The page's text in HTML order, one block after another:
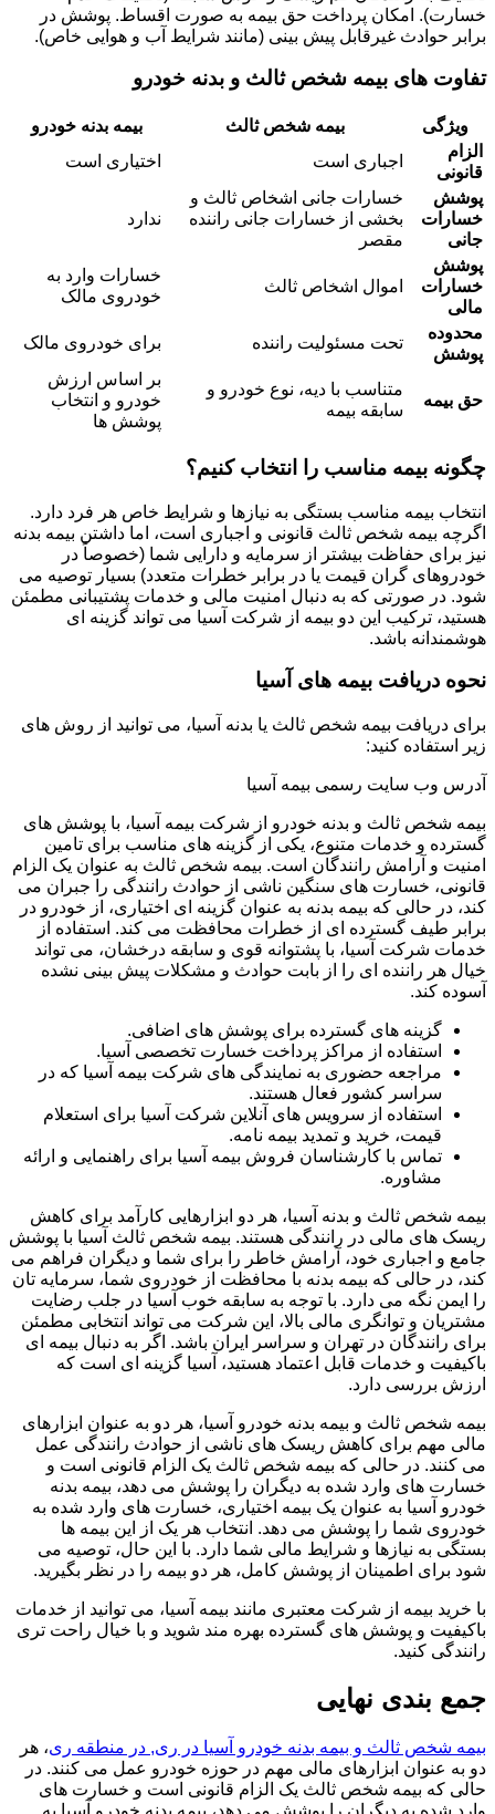
خسارت). امکان پرداخت حق بیمه به صورت اقساط. پوشش در
برابر حوادث غیرقابل پیش بینی (مانند شرایط آب و هوایی خاص).
تفاوت های بیمه شخص ثالث و بدنه خودرو
ویژگی بیمه شخص ثالث
بیمه بدنه خودرو
الزام
قانونی
اجباری است
اختیاری است
پوشش
خسارات
جانی
خسارات جانی اشخاص ثالث و
بخشی از خسارات جانی راننده
مقصر
ندارد
پوشش
خسارات
مالی
اموال اشخاص ثالث
خسارات وارد به
خودروی مالک
محدوده
پوشش
تحت مسئولیت راننده برای خودروی مالک
حق بیمه
متناسب با دیه، نوع خودرو و
سابقه بیمه
بر اساس ارزش
خودرو و انتخاب
پوشش ها
چگونه بیمه مناسب را انتخاب کنیم؟
انتخاب بیمه مناسب بستگی به نیازها و شرایط خاص هر فرد دارد.
اگرچه بیمه شخص ثالث قانونی و اجباری است، اما داشتن بیمه بدنه
نیز برای حفاظت بیشتر از سرمایه و دارایی شما (خصوصاً در
خودروهای گران قیمت یا در برابر خطرات متعدد) بسیار توصیه می
شود. در صورتی که به دنبال امنیت مالی و خدمات پشتیبانی مطمئن
هستید، ترکیب این دو بیمه از شرکت آسیا می تواند گزینه ای
هوشمندانه باشد.
نحوه دریافت بیمه های آسیا
برای دریافت بیمه شخص ثالث یا بدنه آسیا، می توانید از روش های
زیر استفاده کنید:
آدرس وب سایت رسمی بیمه آسیا
بیمه شخص ثالث و بدنه خودرو از شرکت بیمه آسیا، با پوشش های
گسترده و خدمات متنوع، یکی از گزینه های مناسب برای تامین
امنیت و آرامش رانندگان است. بیمه شخص ثالث به عنوان یک الزام
قانونی، خسارت های سنگین ناشی از حوادث رانندگی را جبران می
کند، در حالی که بیمه بدنه به عنوان گزینه ای اختیاری، از خودرو در
برابر طیف گسترده ای از خطرات محافظت می کند. استفاده از
خدمات شرکت آسیا، با پشتوانه قوی و سابقه درخشان، می تواند
خیال هر راننده ای را از بابت حوادث و مشکلات پیش بینی نشده
آسوده کند.
گزینه های گسترده برای پوشش های اضافی.
استفاده از مراکز پرداخت خسارت تخصصی آسیا.
مراجعه حضوری به نمایندگی های شرکت بیمه آسیا که در
سراسر کشور فعال هستند.
استفاده از سرویس های آنلاین شرکت آسیا برای استعلام
قیمت، خرید و تمدید بیمه نامه.
تماس با کارشناسان فروش بیمه آسیا برای راهنمایی و ارائه
مشاوره.
بیمه شخص ثالث و بدنه آسیا، هر دو ابزارهایی کارآمد برای کاهش
ریسک های مالی در رانندگی هستند. بیمه شخص ثالث آسیا با پوشش
جامع و اجباری خود، آرامش خاطر را برای شما و دیگران فراهم می
کند، در حالی که بیمه بدنه با محافظت از خودروی شما، سرمایه تان
را ایمن نگه می دارد. با توجه به سابقه خوب آسیا در جلب رضایت
مشتریان و توانگری مالی بالا، این شرکت می تواند انتخابی مطمئن
برای رانندگان در تهران و سراسر ایران باشد. اگر به دنبال بیمه ای
باکیفیت و خدمات قابل اعتماد هستید، آسیا گزینه ای است که
ارزش بررسی دارد.
بیمه شخص ثالث و بیمه بدنه خودرو آسیا، هر دو به عنوان ابزارهای
مالی مهم برای کاهش ریسک های ناشی از حوادث رانندگی عمل
می کنند. در حالی که بیمه شخص ثالث یک الزام قانونی است و
خسارت های وارد شده به دیگران را پوشش می دهد، بیمه بدنه
خودرو آسیا به عنوان یک بیمه اختیاری، خسارت های وارد شده به
خودروی شما را پوشش می دهد. انتخاب هر یک از این بیمه ها
بستگی به نیازها و شرایط مالی شما دارد. با این حال، توصیه می
شود برای اطمینان از پوشش کامل، هر دو بیمه را در نظر بگیرید.
با خرید بیمه از شرکت معتبری مانند بیمه آسیا، می توانید از خدمات
باکیفیت و پوشش های گسترده بهره مند شوید و با خیال راحت تری
رانندگی کنید.
جمع بندی نهایی
بیمه شخص ثالث و بیمه بدنه خودرو آسیا در ری, در منطقه ری، هر
دو به عنوان ابزارهای مالی مهم در حوزه خودرو عمل می کنند. در
حالی که بیمه شخص ثالث یک الزام قانونی است و خسارت های
وارد شده به دیگران را پوشش می دهد، بیمه بدنه خودرو آسیا به